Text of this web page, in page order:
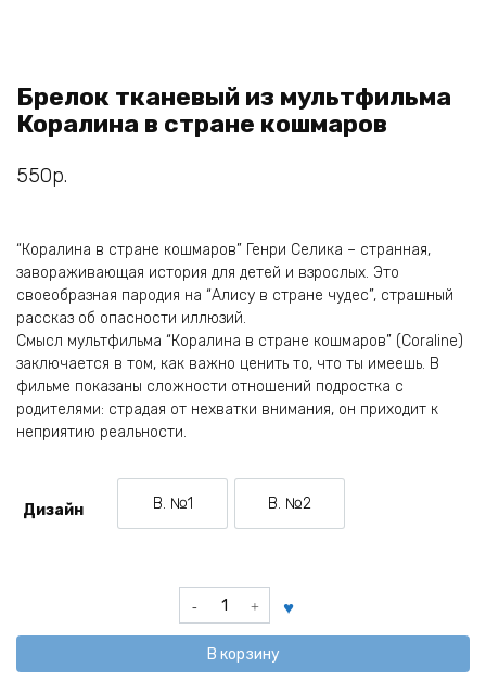
Брелок тканевый из мультфильма
Коралина в стране кошмаров
550р.
“Коралина в стране кошмаров” Генри Селика – странная,
завораживающая история для детей и взрослых. Это
своеобразная пародия на “Алису в стране чудес”, страшный
рассказ об опасности иллюзий.
Смысл мультфильма “Коралина в стране кошмаров” (Coraline)
заключается в том, как важно ценить то, что ты имеешь. В
фильме показаны сложности отношений подростка с
родителями: страдая от нехватки внимания, он приходит к
неприятию реальности.
Дизайн В. №1
Вариант №1
В. №2
Вариант №2
Количество
товара
тканевый
В корзину